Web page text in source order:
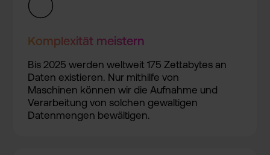
Komplexi­tät meistern
Bis 2025 werden weltweit 175 Zettabyt­es an
Daten existier­en. Nur mithilfe von
Maschine­n können wir die Aufnahme und
Verarbei­tung von solchen gewaltig­en
Datenmen­gen bewältig­en.